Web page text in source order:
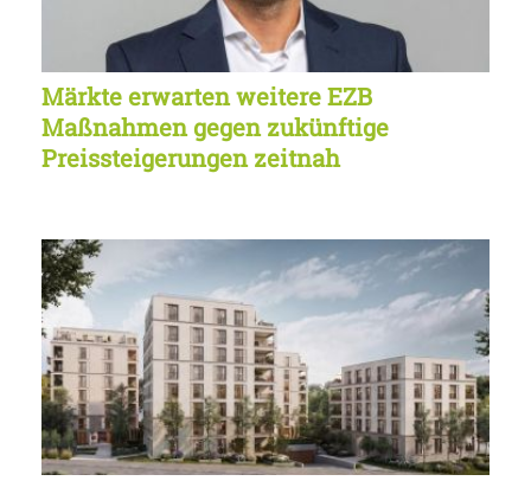
Märkte erwarten weitere EZB
Maßnahmen gegen zukünftige
Preissteigerungen zeitnah